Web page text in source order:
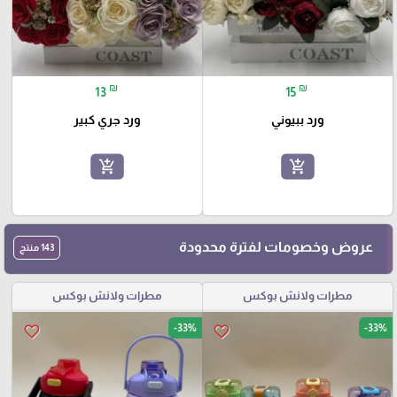
15 ₪
ورد ببيوني
add_shopping_cart
13 ₪
ورد جري كبير
add_shopping_cart
عروض وخصومات لفترة محدودة 143 منتج
مطرات ولانش بوكس
favorite_border -33%
مطرات ولانش بوكس
favorite_border -33%